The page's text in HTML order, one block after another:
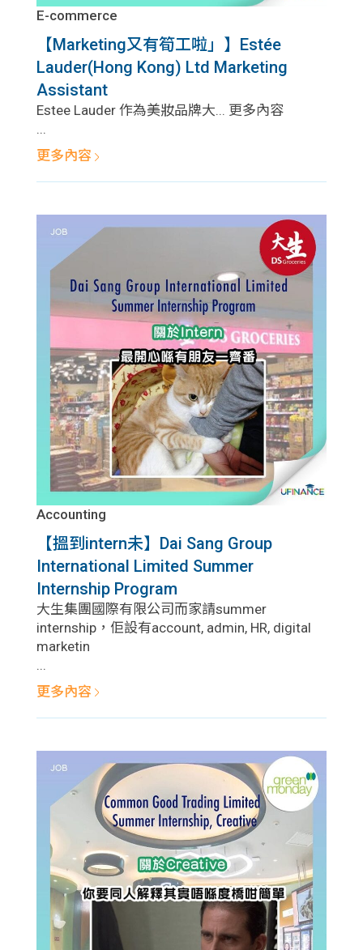
E-commerce
【Marketing又有筍工啦」】Estée
Lauder(Hong Kong) Ltd Marketing
Assistant
Estee Lauder 作為美妝品牌大... 更多內容
...
更多內容
Accounting
【搵到intern未】Dai Sang Group
International Limited Summer
Internship Program
大生集團國際有限公司而家請summer
internship，佢設有account, admin, HR, digital
marketin
...
更多內容